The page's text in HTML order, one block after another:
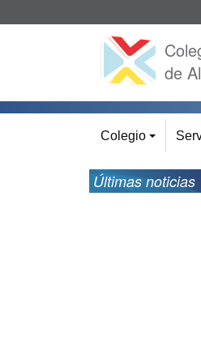
de
Colegio
Últimas noticias